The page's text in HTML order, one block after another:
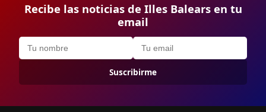
Recibe las noticias de Illes Balears en tu
email
Suscribirme